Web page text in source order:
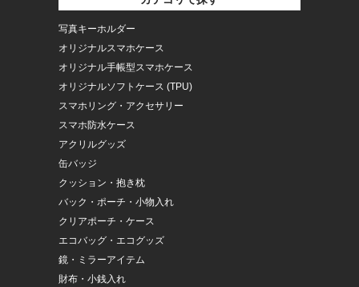
写真キーホルダー
オリジナルスマホケース
オリジナル手帳型スマホケース
オリジナルソフトケース (TPU)
スマホリング・アクセサリー
スマホ防水ケース
アクリルグッズ
缶バッジ
クッション・抱き枕
バック・ポーチ・小物入れ
クリアポーチ・ケース
エコバッグ・エコグッズ
鏡・ミラーアイテム
財布・小銭入れ